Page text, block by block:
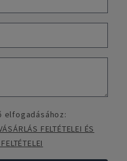
elfogadásához:
FELTÉTELEI ÉS